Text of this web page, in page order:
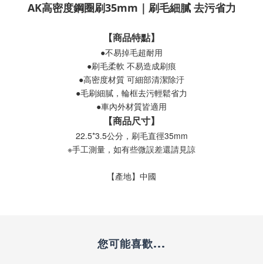
AK高密度鋼圈刷35mm｜刷毛細膩 去污省力
【商品特點】
●不易掉毛超耐用
●刷毛柔軟 不易造成刷痕
●高密度材質 可細部清潔除汙
●毛刷細膩，輪框去污輕鬆省力
●車內外材質皆適用
【商品尺寸】
22.5*3.5公分，刷毛直徑35mm
※手工測量，如有些微誤差還請見諒
【產地】中國
您可能喜歡...